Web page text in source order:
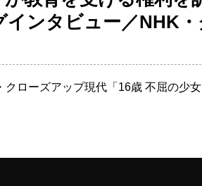
ンタビュー／NHK・
ローズアップ現代「16歳 不屈の少女